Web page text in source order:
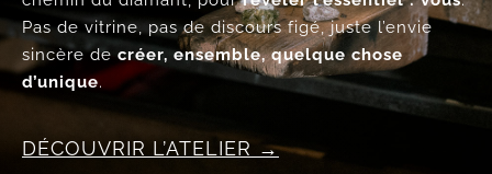
chemin du diamant, pourrévéler l’essentiel : vous.
Pas de vitrine, pas de discours figé, juste l’envie
sincère decréer, ensemble, quelque chose
d’unique.
DÉCOUVRIR L’ATELIER